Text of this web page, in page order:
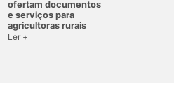
ofertam documentos
e serviços para
agricultoras rurais
Ler +